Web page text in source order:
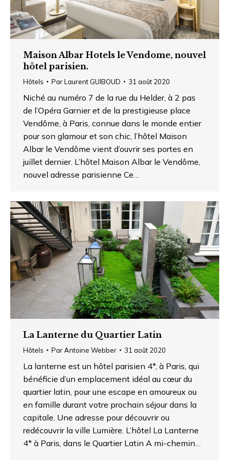
Maison Albar Hotels le Vendome, nouvel
hôtel parisien.
Hôtels ParLaurent GUIBOUD 31 août 2020
Niché au numéro 7 de la rue du Helder, à 2 pas
de l’Opéra Garnier et de la prestigieuse place
Vendôme, à Paris, connue dans le monde entier
pour son glamour et son chic, l’hôtel Maison
Albar le Vendôme vient d’ouvrir ses portes en
juillet dernier. L’hôtel Maison Albar le Vendôme,
nouvel adresse parisienne Ce…
La Lanterne du Quartier Latin
Hôtels ParAntoine Webber 31 août 2020
La lanterne est un hôtel parisien 4*, à Paris, qui
bénéficie d’un emplacement idéal au cœur du
quartier latin, pour une escape en amoureux ou
en famille durant votre prochain séjour dans la
capitale. Une adresse pour découvrir ou
redécouvrir la ville Lumière. L’hôtel La Lanterne
4* à Paris, dans le Quartier Latin A mi-chemin…